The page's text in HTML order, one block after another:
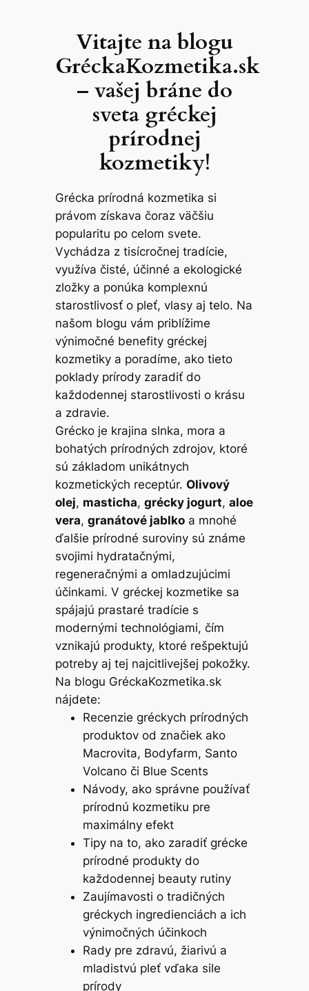
Vitajte na blogu
GréckaKozmetika.sk
– vašej bráne do
sveta gréckej
prírodnej
kozmetiky!
Grécka prírodná kozmetika si
právom získava čoraz väčšiu
popularitu po celom svete.
Vychádza z tisícročnej tradície,
využíva čisté, účinné a ekologické
zložky a ponúka komplexnú
starostlivosť o pleť, vlasy aj telo. Na
našom blogu vám priblížime
výnimočné benefity gréckej
kozmetiky a poradíme, ako tieto
poklady prírody zaradiť do
každodennej starostlivosti o krásu
a zdravie.
Grécko je krajina slnka, mora a
bohatých prírodných zdrojov, ktoré
sú základom unikátnych
kozmetických receptúr. Olivový
olej, masticha, grécky jogurt, aloe
vera, granátové jablkoa mnohé
ďalšie prírodné suroviny sú známe
svojimi hydratačnými,
regeneračnými a omladzujúcimi
účinkami. V gréckej kozmetike sa
spájajú prastaré tradície s
modernými technológiami, čím
vznikajú produkty, ktoré rešpektujú
potreby aj tej najcitlivejšej pokožky.
Na blogu GréckaKozmetika.sk
nájdete:
Recenzie gréckych prírodných
produktov od značiek ako
Macrovita, Bodyfarm, Santo
Volcano či Blue Scents
Návody, ako správne používať
prírodnú kozmetiku pre
maximálny efekt
Tipy na to, ako zaradiť grécke
prírodné produkty do
každodennej beauty rutiny
Zaujímavosti o tradičných
gréckych ingredienciách a ich
výnimočných účinkoch
Rady pre zdravú, žiarivú a
mladistvú pleť vďaka sile
prírody